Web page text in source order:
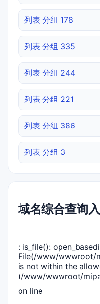
列表 分组 178
列表 分组 335
列表 分组 244
列表 分组 221
列表 分组 386
列表 分组 3
域名综合查询
: is_file():
File(/www/wwwroot/
is not within the
(/www/wwwroot/
on line